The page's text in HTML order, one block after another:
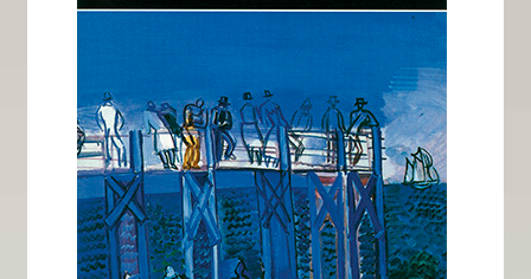
Tous nos livres
Nous contacter
Qui sommes-nous ?
Les éditions Lieux Dits